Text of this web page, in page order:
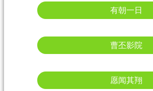
有朝一日
曹丕影院
愿闻其翔